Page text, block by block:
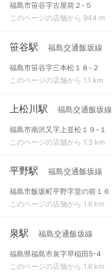
福島市笹谷字古屋前２-５
このページの店舗から 944 m
笹谷駅 福島交通飯坂線
福島市笹谷字三本松１８-２
このページの店舗から 1.1 km
上松川駅 福島交通飯坂線
福島市南沢又字上並松１９-１
このページの店舗から 1.3 km
平野駅 福島交通飯坂線
福島市飯坂町平野字堂の前１６
このページの店舗から 1.6 km
泉駅 福島交通飯坂線
福島県福島市泉字早稲田5-4
このページの店舗から 1.6 km